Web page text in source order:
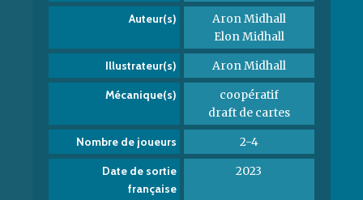
Auteur(s)
Aron Midhall
Elon Midhall
Illustrateur(s) Aron Midhall
Mécanique(s)
coopératif
draft de cartes
Nombre de joueurs 2-4
Date de sortie
française
2023